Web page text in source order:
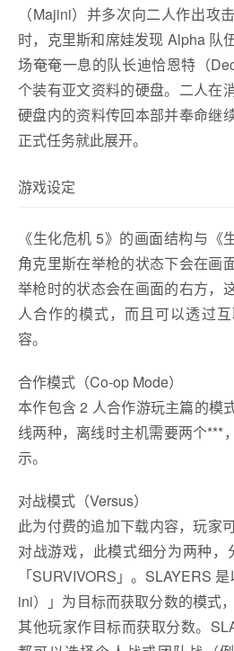
（Majini）并多次向二人作出攻
时，克里斯和席娃发现 Alpha 队
场奄奄一息的队长迪恰恩特（
个装有亚文资料的硬盘。二人在
硬盘内的资料传回本部并奉命继
正式任务就此展开。
游戏设定
《生化危机 5》的画面结构与《
角克里斯在举枪的状态下会在画
举枪时的状态会在画面的右方，
人合作的模式，而且可以透过
容。
合作模式（Co-op Mode）
本作包含 2 人合作游玩主篇的模
线两种，离线时主机需要两个***
示。
对战模式（Versus）
此为付费的追加下载内容，玩家
对战游戏，此模式细分为两种，
「SURVIVORS」。SLAYERS
ini）」为目标而获取分数的模式
其他玩家作目标而获取分数。